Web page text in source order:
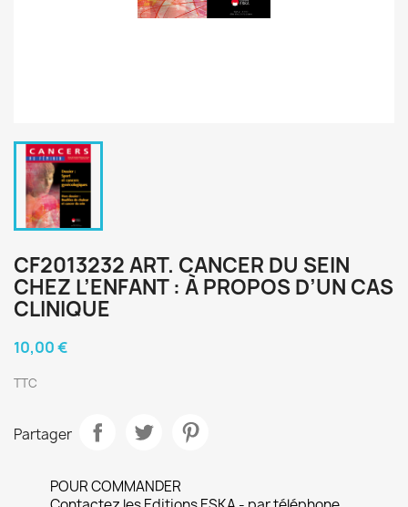
CF2013232 ART. CANCER DU SEIN
CHEZ L’ENFANT : À PROPOS D’UN CAS
CLINIQUE
10,00 €
TTC
Partager
POUR COMMANDER